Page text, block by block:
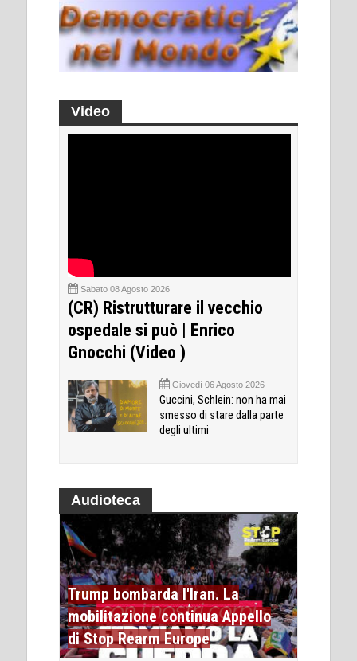
Video
Sabato 08 Agosto 2026
(CR) Ristrutturare il vecchio
ospedale si può | Enrico
Gnocchi (Video )
Giovedì 06 Agosto 2026
Guccini, Schlein: non ha mai
smesso di stare dalla parte
degli ultimi
Audioteca
Trump bombarda l'Iran. La
mobilitazione continua Appello
di Stop Rearm Europe